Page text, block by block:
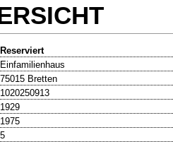
Reserviert
Einfamilienhaus
75015 Bretten
1020250913
1929
1975
5